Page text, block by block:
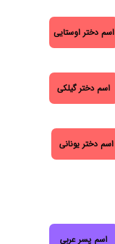
اسم دختر اوستایی
اسم دختر گیلکی
اسم دختر یونانی
اسم پسر عربی